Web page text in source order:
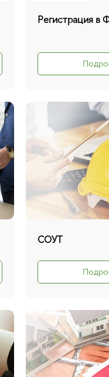
Регистрация в
СОУТ